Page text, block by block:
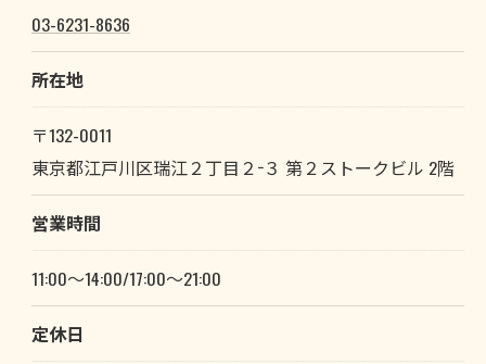
03-6231-8636
所在地
〒132-0011
東京都江戸川区瑞江２丁目２−３ 第２ストークビル 2階
営業時間
11:00～14:00/17:00～21:00
定休日